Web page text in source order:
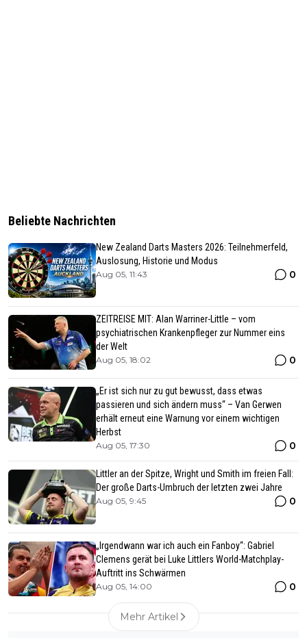
Beliebte Nachrichten
New Zealand Darts Masters 2026: Teilnehmerfeld,
Auslosung, Historie und Modus
Aug 05, 11:43 0
ZEITREISE MIT: Alan Warriner-Little – vom
psychiatrischen Krankenpfleger zur Nummer eins
der Welt
Aug 05, 18:02 0
„Er ist sich nur zu gut bewusst, dass etwas
passieren und sich ändern muss“ – Van Gerwen
erhält erneut eine Warnung vor einem wichtigen
Herbst
Aug 05, 17:30 0
Littler an der Spitze, Wright und Smith im freien Fall:
Der große Darts-Umbruch der letzten zwei Jahre
Aug 05, 9:45 0
„Irgendwann war ich auch ein Fanboy“: Gabriel
Clemens gerät bei Luke Littlers World-Matchplay-
Auftritt ins Schwärmen
Aug 05, 14:00 0
Mehr Artikel